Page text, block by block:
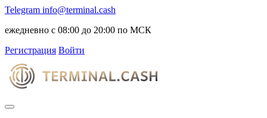
Telegram info@terminal.cash
ежедневно с 08:00 до 20:00 по МСК
Регистрация Войти